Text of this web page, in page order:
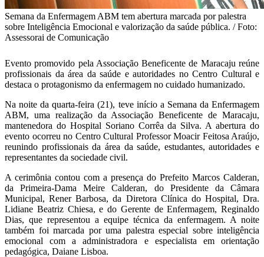
Semana da Enfermagem ABM tem abertura marcada por palestra
sobre Inteligência Emocional e valorização da saúde pública. / Foto:
Assessorai de Comunicação
Evento promovido pela Associação Beneficente de Maracaju reúne
profissionais da área da saúde e autoridades no Centro Cultural e
destaca o protagonismo da enfermagem no cuidado humanizado.
Na noite da quarta-feira (21), teve início a Semana da Enfermagem
ABM, uma realização da Associação Beneficente de Maracaju,
mantenedora do Hospital Soriano Corrêa da Silva. A abertura do
evento ocorreu no Centro Cultural Professor Moacir Feitosa Araújo,
reunindo profissionais da área da saúde, estudantes, autoridades e
representantes da sociedade civil.
A cerimônia contou com a presença do Prefeito Marcos Calderan,
da Primeira-Dama Meire Calderan, do Presidente da Câmara
Municipal, Rener Barbosa, da Diretora Clínica do Hospital, Dra.
Lidiane Beatriz Chiesa, e do Gerente de Enfermagem, Reginaldo
Dias, que representou a equipe técnica da enfermagem. A noite
também foi marcada por uma palestra especial sobre inteligência
emocional com a administradora e especialista em orientação
pedagógica, Daiane Lisboa.